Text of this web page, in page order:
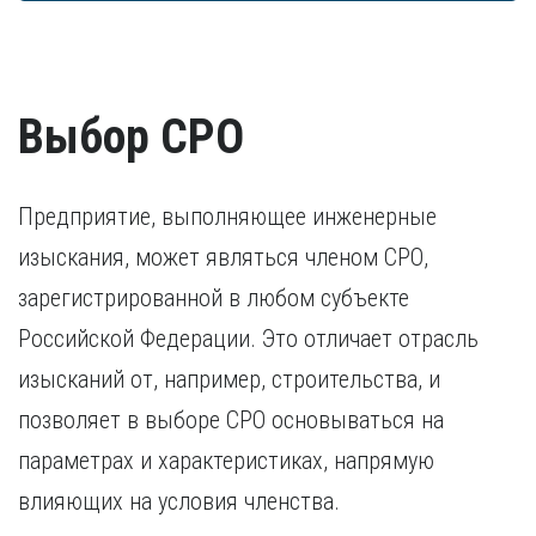
достаточно заверенной копии диплома. В остальных
квалификации в течение последних пяти лет. В случае,
если повышение квалификации проходило за пределами
России, требуется копия свидетельства о признании
Согласие на обработку персональных данных
Выбор СРО
Предприятие, выполняющее инженерные
изыскания, может являться членом СРО,
зарегистрированной в любом субъекте
Российской Федерации. Это отличает отрасль
изысканий от, например, строительства, и
позволяет в выборе СРО основываться на
параметрах и характеристиках, напрямую
влияющих на условия членства.